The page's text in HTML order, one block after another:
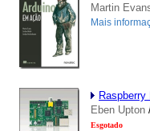
Martin
Mais
Eben Upton
Esgotado